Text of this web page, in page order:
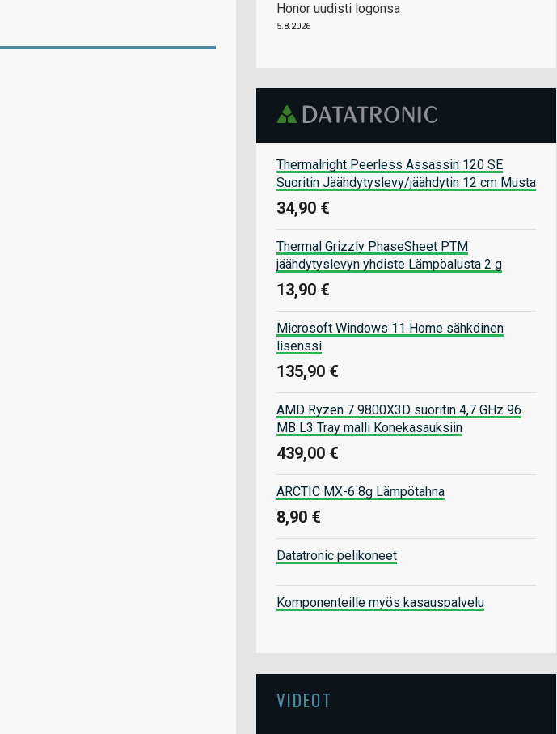
Honor uudisti logonsa
5.8.2026
Thermalright Peerless Assassin 120 SE
Suoritin Jäähdytyslevy/jäähdytin 12 cm Musta
34,90 €
Thermal Grizzly PhaseSheet PTM
jäähdytyslevyn yhdiste Lämpöalusta 2 g
13,90 €
Microsoft Windows 11 Home sähköinen
lisenssi
135,90 €
AMD Ryzen 7 9800X3D suoritin 4,7 GHz 96
MB L3 Tray malli Konekasauksiin
439,00 €
ARCTIC MX-6 8g Lämpötahna
8,90 €
Datatronic pelikoneet
Komponenteille myös kasauspalvelu
VIDEOT